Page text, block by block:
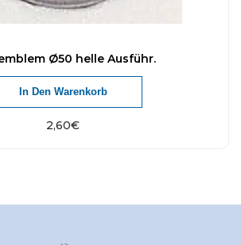
Ø50 helle Ausführ.
2,60€
In Den Warenkorb